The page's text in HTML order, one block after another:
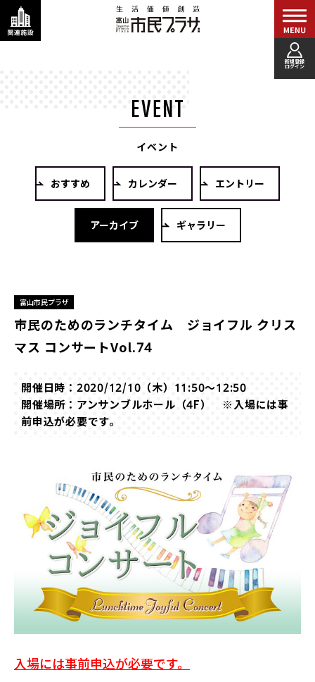
新規登録
ログイン
イベント
おすすめ カレンダー エントリー
アーカイブ ギャラリー
市民のためのランチタイム ジョイフル クリス
マス コンサートVol.74
富山市民プラザ
開催日時：2020/12/10（木）11:50～12:50
開催場所：アンサンブルホール（4F） ※入場には事
前申込が必要です。
入場には事前申込が必要です。